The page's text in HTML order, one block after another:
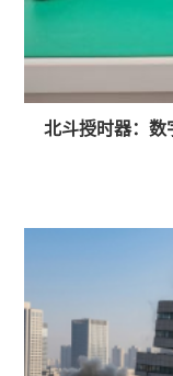
北斗授时器：